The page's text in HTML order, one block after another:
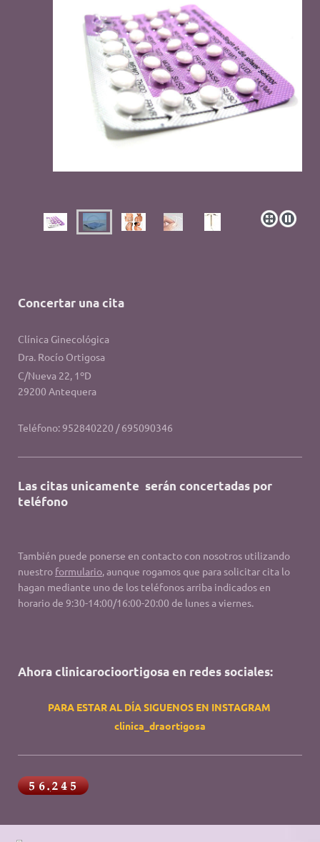
Concertar una cita
Clínica Ginecológica
Dra. Rocío Ortigosa
C/Nueva 22, 1ºD
29200 Antequera
Teléfono: 952840220 / 695090346
Las citas unicamente serán concertadas por
teléfono
También puede ponerse en contacto con nosotros utilizando
nuestro formulario, aunque rogamos que para solicitar cita lo
hagan mediante uno de los teléfonos arriba indicados en
horario de 9:30-14:00/16:00-20:00 de lunes a viernes.
Ahora clinicarocioortigosa en redes sociales:
PARA ESTAR AL DÍA SIGUENOS EN INSTAGRAM
clinica_draortigosa